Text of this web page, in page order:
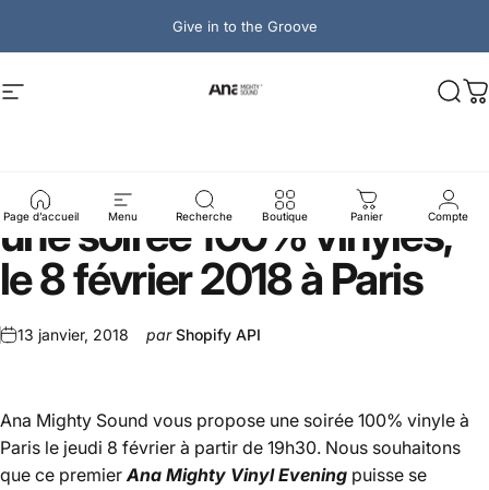
Give in to the Groove
Navigation Ana Mighty Sound
Page d’accueil Menu Recherche Boutique Panier Compte
Venez nous rejoindre
pour
unesoirée100% vinyles,
le8février2018à Paris
13 janvier, 2018 parShopify API
Ana Mighty Sound vous propose une soirée 100% vinyle à
Paris le jeudi 8 février à partir de 19h30. Nous souhaitons
que ce premierAna Mighty Vinyl Evening puisse se